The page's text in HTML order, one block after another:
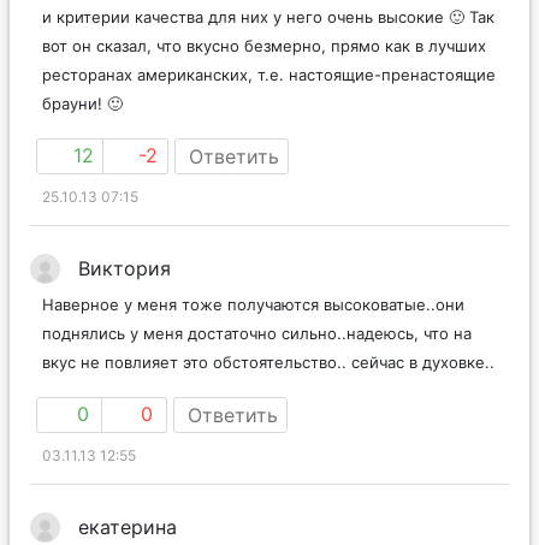
и критерии качества для них у него очень высокие 🙂 Так
вот он сказал, что вкусно безмерно, прямо как в лучших
ресторанах американских, т.е. настоящие-пренастоящие
брауни! 🙂
12 -2 Ответить
25.10.13 07:15
Виктория
Наверное у меня тоже получаются высоковатые..они
поднялись у меня достаточно сильно..надеюсь, что на
вкус не повлияет это обстоятельство.. сейчас в духовке..
0 0 Ответить
03.11.13 12:55
екатерина